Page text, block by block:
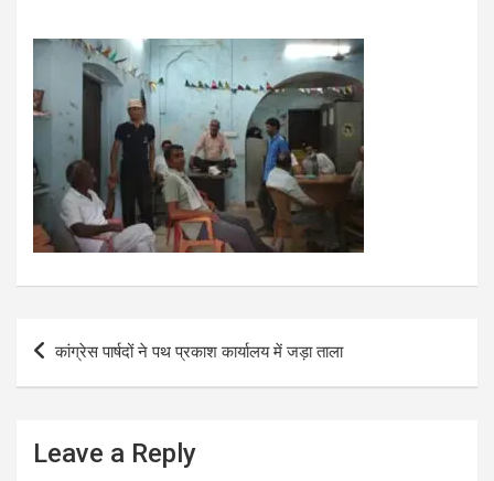
Post
navigation
कांग्रेस पार्षदों ने पथ प्रकाश कार्यालय में जड़ा ताला
Leave a Reply